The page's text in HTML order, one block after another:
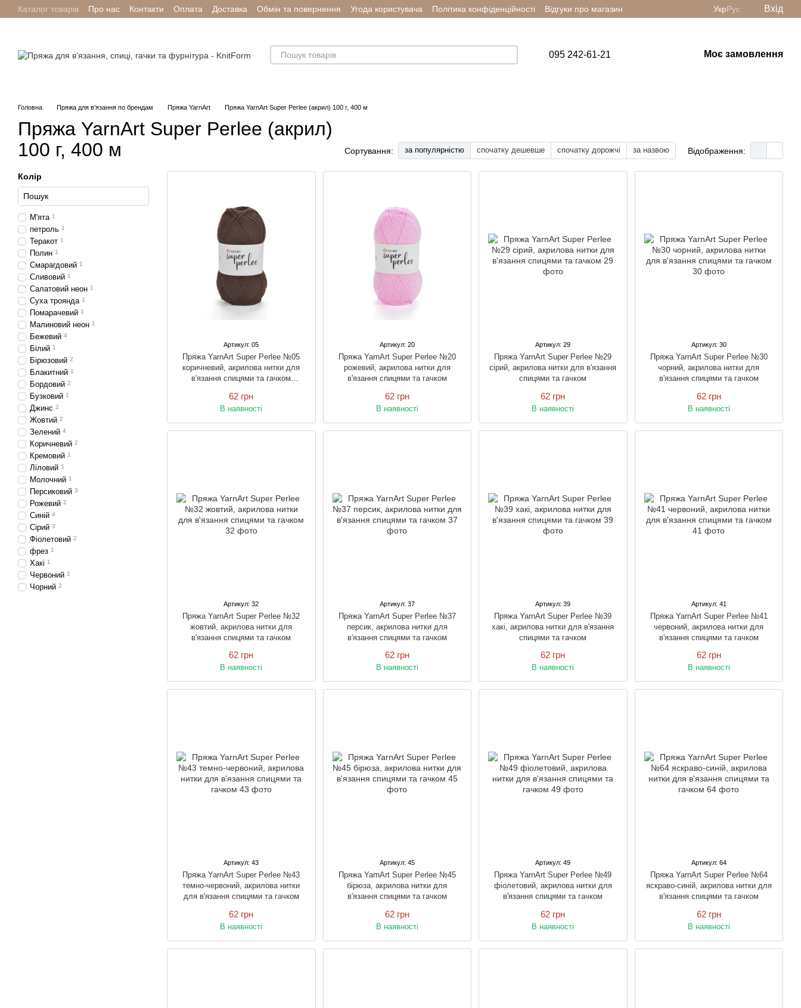
Перейти до основного контенту
Каталог товарів Про нас Контакти Оплата Доставка Обмін та повернення Угода користувача Політика конфіденційності Відгуки про магазин УкрРус Вхід
095 242-61-21 Моє замовлення
Головна Пряжа для в'язання по брендам Пряжа YarnArt Пряжа YarnArt Super Perlee (акрил) 100 г, 400 м
Пряжа YarnArt Super Perlee (акрил)
100 г, 400 м
Сортування: за популярністю спочатку дешевше спочатку дорожчі за назвою Відображення:
Артикул: 05
Пряжа YarnArt Super Perlee №05
коричневий, акрилова нитки для
в'язання спицями та гачком
62 грн
В наявності
Артикул: 20
Пряжа YarnArt Super Perlee №20
рожевий, акрилова нитки для
в'язання спицями та гачком
62 грн
В наявності
Артикул: 29
Пряжа YarnArt Super Perlee №29
сірий, акрилова нитки для в'язання
спицями та гачком
62 грн
В наявності
Артикул: 30
Пряжа YarnArt Super Perlee №30
чорний, акрилова нитки для
в'язання спицями та гачком
62 грн
В наявності
Артикул: 32
Пряжа YarnArt Super Perlee №32
жовтий, акрилова нитки для
в'язання спицями та гачком
62 грн
В наявності
Артикул: 37
Пряжа YarnArt Super Perlee №37
персик, акрилова нитки для
в'язання спицями та гачком
62 грн
В наявності
Артикул: 39
Пряжа YarnArt Super Perlee №39
хакі, акрилова нитки для в'язання
спицями та гачком
62 грн
В наявності
Артикул: 41
Пряжа YarnArt Super Perlee №41
червоний, акрилова нитки для
в'язання спицями та гачком
62 грн
В наявності
Артикул: 43
Пряжа YarnArt Super Perlee №43
темно-червоний, акрилова нитки
для в'язання спицями та гачком
62 грн
В наявності
Артикул: 45
Пряжа YarnArt Super Perlee №45
бірюза, акрилова нитки для
в'язання спицями та гачком
62 грн
В наявності
Артикул: 49
Пряжа YarnArt Super Perlee №49
фіолетовий, акрилова нитки для
в'язання спицями та гачком
62 грн
В наявності
Артикул: 64
Пряжа YarnArt Super Perlee №64
яскраво-синій, акрилова нитки для
в'язання спицями та гачком
62 грн
В наявності
Колір
М'ята 1
петроль 1
Теракот 1
Полин 1
Смарагдовий 1
Сливовий 1
Салатовий неон 1
Суха троянда 1
Помарачевий 1
Малиновий неон 1
Бежевий 4
Білий 1
Бірюзовий 2
Блакитний 1
Бордовий 2
Бузковий 1
Джинс 2
Жовтий 2
Зелений 4
Коричневий 2
Кремовий 1
Ліловий 1
Молочний 1
Персиковий 3
Рожевий 2
Синій 4
Сірий 3
Фіолетовий 2
фрез 1
Хакі 1
Червоний 2
Чорний 2